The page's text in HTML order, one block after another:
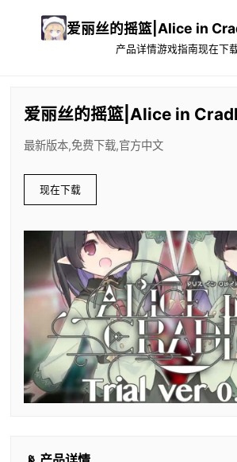
爱丽丝的摇篮|Alice in
产品详情游戏指南现在下
爱丽丝的摇篮|Alice in
最新版本,免费下载,官方中文
现在下载